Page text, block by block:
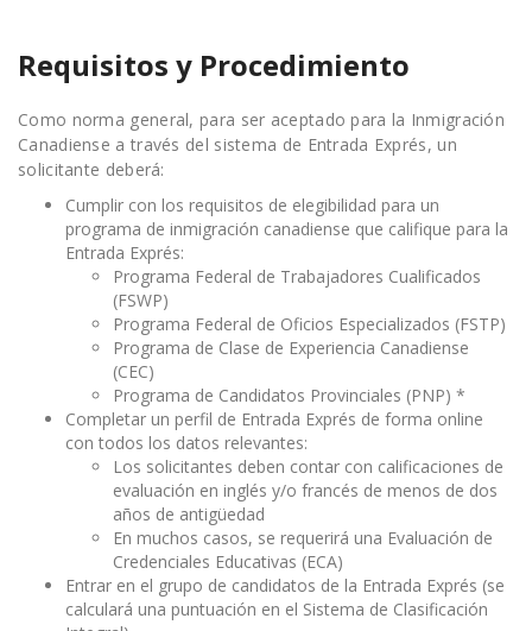
Requisitos y Procedimiento
Como norma general, para ser aceptado para la Inmigración
Canadiense a través del sistema de Entrada Exprés, un
solicitante deberá:
Cumplir con los requisitos de elegibilidad para un
programa de inmigración canadiense que califique para la
Entrada Exprés:
Programa Federal de Trabajadores Cualificados
(FSWP)
Programa Federal de Oficios Especializados (FSTP)
Programa de Clase de Experiencia Canadiense
(CEC)
Programa de Candidatos Provinciales (PNP) *
Completar un perfil de Entrada Exprés de forma online
con todos los datos relevantes:
Los solicitantes deben contar con calificaciones de
evaluación en inglés y/o francés de menos de dos
años de antigüedad
En muchos casos, se requerirá una Evaluación de
Credenciales Educativas (ECA)
Entrar en el grupo de candidatos de la Entrada Exprés (se
calculará una puntuación en el Sistema de Clasificación